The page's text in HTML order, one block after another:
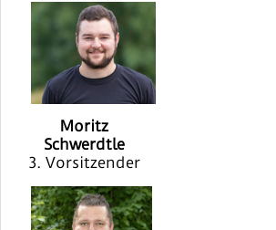
Moritz
Schwerdtle
3. Vorsitzender